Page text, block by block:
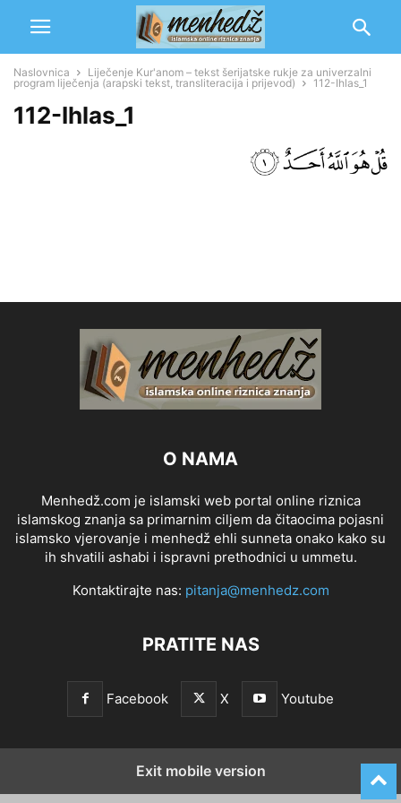
Naslovnica
Liječenje Kur'anom – tekst šerijatske rukje za univerzalni
program liječenja (arapski tekst, transliteracija i prijevod)
112-Ihlas_1
112-Ihlas_1
O NAMA
Menhedž.com je islamski web portal online riznica
islamskog znanja sa primarnim ciljem da čitaocima pojasni
islamsko vjerovanje i menhedž ehli sunneta onako kako su
ih shvatili ashabi i ispravni prethodnici u ummetu.
Kontaktirajte nas: pitanja@menhedz.com
PRATITE NAS
Facebook X Youtube
Exit mobile version